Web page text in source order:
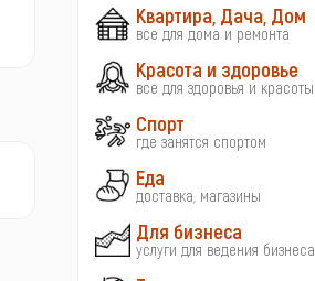
Квартира, Дача, Дом
все для дома и ремонта
Красота и здоровье
все для здоровья и красоты
Спорт
где занятся спортом
Еда
доставка, магазины
Для бизнеса
услуги для ведения бизнеса